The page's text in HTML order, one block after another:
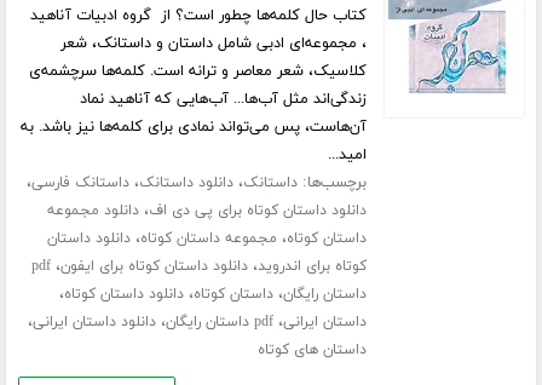
کتاب حال کلمه‌ها چطور است؟ از گروه ادبیات آناهید
، مجموعه‌ای ادبی شامل داستان و داستانک، شعر
کلاسیک، شعر معاصر و ترانه است. کلمه‌ها سرچشمه‌ی
زندگی‌اند مثل آب‌ها... آب‌هایی که آناهید نماد
آن‌هاست، پس می‌تواند نمادی برای کلمه‌ها نیز باشد. به
امید...
برچسب‌ها:داستانک،دانلود داستانک،داستانک فارسی،
دانلود داستان کوتاه برای پی دی اف،دانلود مجموعه
داستان کوتاه، مجموعه داستان کوتاه،دانلود داستان
کوتاه برای اندروید،دانلود داستان کوتاه برای ایفون،pdf
داستان رایگان،داستان کوتاه،دانلود داستان کوتاه،
داستان ایرانی،pdf داستان رایگان ،دانلود داستان ایرانی،
داستان های کوتاه